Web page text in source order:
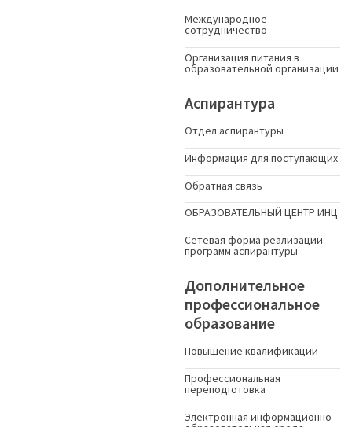
Международное
сотрудничество
Организация питания в
образовательной организации
Аспирантура
Отдел аспирантуры
Информация для поступающих
Обратная связь
ОБРАЗОВАТЕЛЬНЫЙ ЦЕНТР ИНЦ
Сетевая форма реализации
программ аспирантуры
Дополнительное
профессиональное
образование
Повышение квалификации
Профессиональная
переподготовка
Электронная информационно-